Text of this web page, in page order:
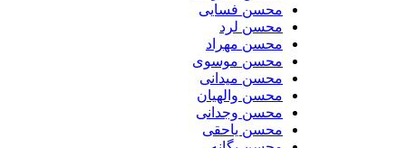
محسن فسایی
محسن لرد
محسن مهراد
محسن موسوی
محسن میدانی
محسن والهیان
محسن وجدانی
محسن یاحقی